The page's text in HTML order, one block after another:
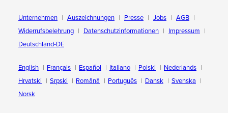
Unternehmen Auszeichnungen Presse Jobs
AGB
Widerrufsbelehrung
Datenschutzinformationen
Impressum
Deutschland-DE
English Français Español Italiano Polski
Nederlands
Hrvatski
Srpski Română Português Dansk
Svenska
Norsk